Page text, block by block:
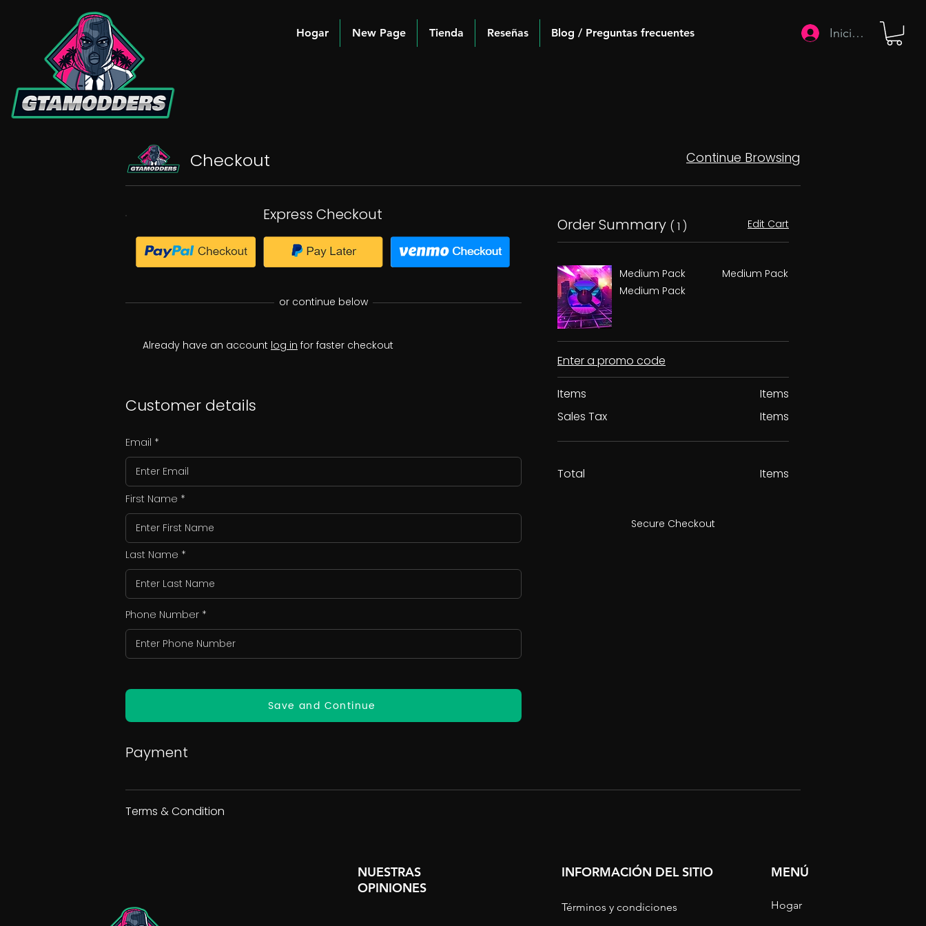
Hogar New Page Tienda Reseñas Blog / Preguntas frecuentes Iniciar sesión
Checkout Continue Browsing
Express Checkout
or continue below
Already have an account log in for faster checkout
Customer details
Email
First Name
Last Name
Phone Number
Save and Continue
Order Summary ( 1 ) Edit Cart
Medium Pack
Medium Pack
Medium Pack
Enter a promo code
Items
Sales Tax
Items
Items
Total Items
Secure Checkout
Payment
Terms & Condition
NUESTRAS
OPINIONES
INFORMACIÓN DEL SITIO
Términos y condiciones
MENÚ
Hogar